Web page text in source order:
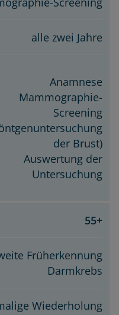
alle zwei Jahre
Anamnese
Mammographie-
Screening
der Brust)
Auswertung der
Untersuchung
55+
Früherkennung
Darmkrebs
Wiederholung